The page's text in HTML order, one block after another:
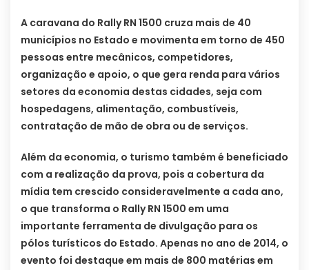
A caravana do Rally RN 1500 cruza mais de 40
municípios no Estado e movimenta em torno de 450
pessoas entre mecânicos, competidores,
organização e apoio, o que gera renda para vários
setores da economia destas cidades, seja com
hospedagens, alimentação, combustíveis,
contratação de mão de obra ou de serviços.
Além da economia, o turismo também é beneficiado
com a realização da prova, pois a cobertura da
mídia tem crescido consideravelmente a cada ano,
o que transforma o Rally RN 1500 em uma
importante ferramenta de divulgação para os
pólos turísticos do Estado. Apenas no ano de 2014, o
evento foi destaque em mais de 800 matérias em